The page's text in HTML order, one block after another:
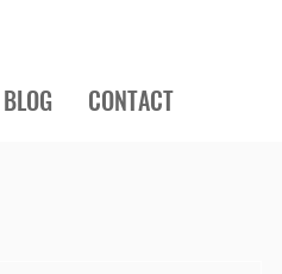
BLOG CONTACT